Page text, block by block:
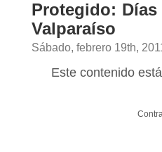
Protegido: Días
Valparaíso
Sábado, febrero 19th,
Este contenido